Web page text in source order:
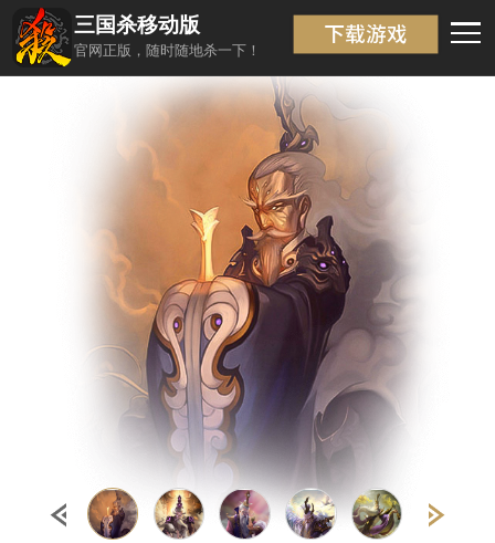
三国杀移动版
官网正版，随时随地杀一下！
返回